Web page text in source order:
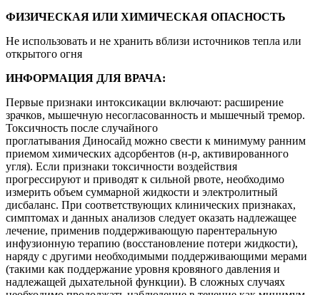
ФИЗИЧЕСКАЯ ИЛИ ХИМИЧЕСКАЯ ОПАСНОСТЬ
Не использовать и не хранить вблизи источников тепла или
открытого огня
ИНФОРМАЦИЯ ДЛЯ ВРАЧА:
Первые признаки интоксикации включают: расширение
зрачков, мышечную несогласованность и мышечный тремор.
Токсичность после случайного
проглатывания Диносайд можно свести к минимуму ранним
приемом химических адсорбентов (н-р, активированного
угля). Если признаки токсичности воздействия
прогрессируют и приводят к сильной рвоте, необходимо
измерить объем суммарной жидкости и электролитный
дисбаланс. При соответствующих клинических признаках,
симптомах и данных анализов следует оказать надлежащее
лечение, применив поддерживающую парентеральную
инфузионную терапию (восстановление потери жидкости),
наряду с другими необходимыми поддерживающими мерами
(такими как поддержание уровня кровяного давления и
надлежащей дыхательной функции). В сложных случаях